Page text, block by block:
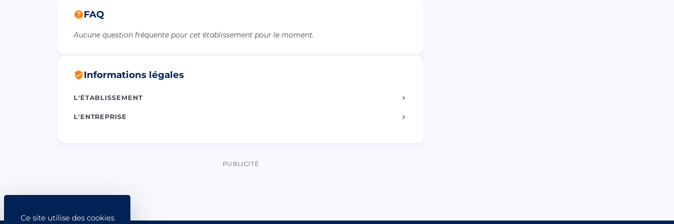
Ce site utilise des cookies
FAQ
Aucune question fréquente pour cet établissement pour le moment.
Informations légales
L'ÉTABLISSEMENT
L'ENTREPRISE
PUBLICITÉ